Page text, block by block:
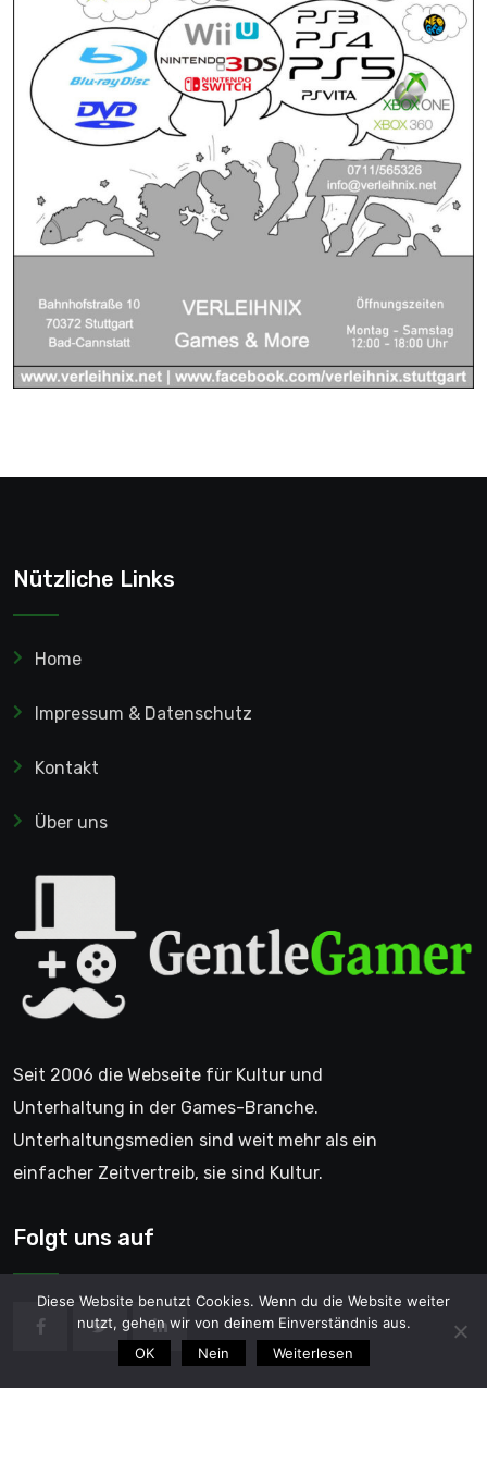
Nützliche Links
Home
Impressum & Datenschutz
Kontakt
Über uns
Seit 2006 die Webseite für Kultur und
Unterhaltung in der Games-Branche.
Unterhaltungsmedien sind weit mehr als ein
einfacher Zeitvertreib, sie sind Kultur.
Folgt uns auf
Diese Website benutzt Cookies. Wenn du die Website weiter
nutzt, gehen wir von deinem Einverständnis aus.
OK
Nein Weiterlesen